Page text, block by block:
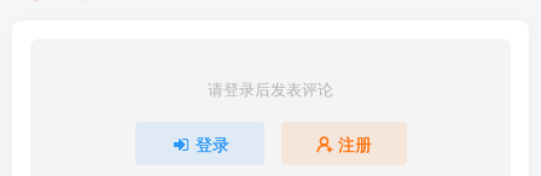
请登录后发表评论
登录 注册